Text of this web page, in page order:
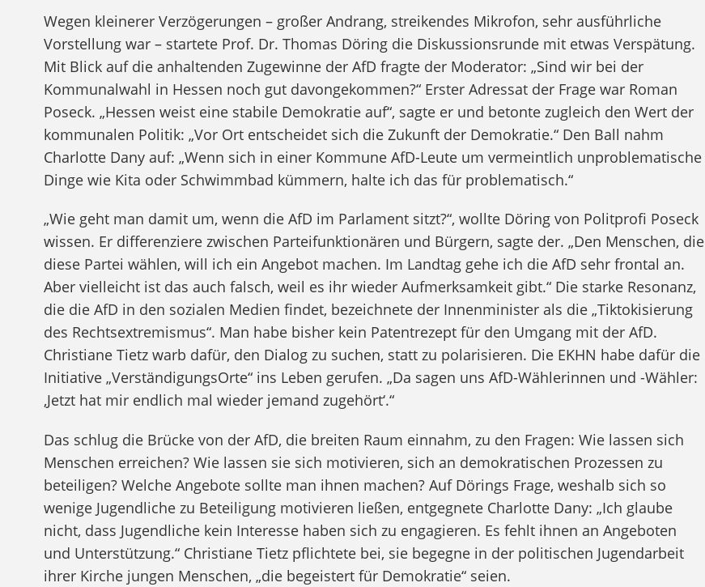
Wegen kleinerer Verzögerungen – großer Andrang, streikendes Mikrofon, sehr ausführliche
Vorstellung war – startete Prof. Dr. Thomas Döring die Diskussionsrunde mit etwas Verspätung.
Mit Blick auf die anhaltenden Zugewinne der AfD fragte der Moderator: „Sind wir bei der
Kommunalwahl in Hessen noch gut davongekommen?“ Erster Adressat der Frage war Roman
Poseck. „Hessen weist eine stabile Demokratie auf“, sagte er und betonte zugleich den Wert der
kommunalen Politik: „Vor Ort entscheidet sich die Zukunft der Demokratie.“ Den Ball nahm
Charlotte Dany auf: „Wenn sich in einer Kommune AfD-Leute um vermeintlich unproblematische
Dinge wie Kita oder Schwimmbad kümmern, halte ich das für problematisch.“
„Wie geht man damit um, wenn die AfD im Parlament sitzt?“, wollte Döring von Politprofi Poseck
wissen. Er differenziere zwischen Parteifunktionären und Bürgern, sagte der. „Den Menschen, die
diese Partei wählen, will ich ein Angebot machen. Im Landtag gehe ich die AfD sehr frontal an.
Aber vielleicht ist das auch falsch, weil es ihr wieder Aufmerksamkeit gibt.“ Die starke Resonanz,
die die AfD in den sozialen Medien findet, bezeichnete der Innenminister als die „Tiktokisierung
des Rechtsextremismus“. Man habe bisher kein Patentrezept für den Umgang mit der AfD.
Christiane Tietz warb dafür, den Dialog zu suchen, statt zu polarisieren. Die EKHN habe dafür die
Initiative „VerständigungsOrte“ ins Leben gerufen. „Da sagen uns AfD-Wählerinnen und -Wähler:
‚Jetzt hat mir endlich mal wieder jemand zugehört‘.“
Das schlug die Brücke von der AfD, die breiten Raum einnahm, zu den Fragen: Wie lassen sich
Menschen erreichen? Wie lassen sie sich motivieren, sich an demokratischen Prozessen zu
beteiligen? Welche Angebote sollte man ihnen machen? Auf Dörings Frage, weshalb sich so
wenige Jugendliche zu Beteiligung motivieren ließen, entgegnete Charlotte Dany: „Ich glaube
nicht, dass Jugendliche kein Interesse haben sich zu engagieren. Es fehlt ihnen an Angeboten
und Unterstützung.“ Christiane Tietz pflichtete bei, sie begegne in der politischen Jugendarbeit
ihrer Kirche jungen Menschen, „die begeistert für Demokratie“ seien.